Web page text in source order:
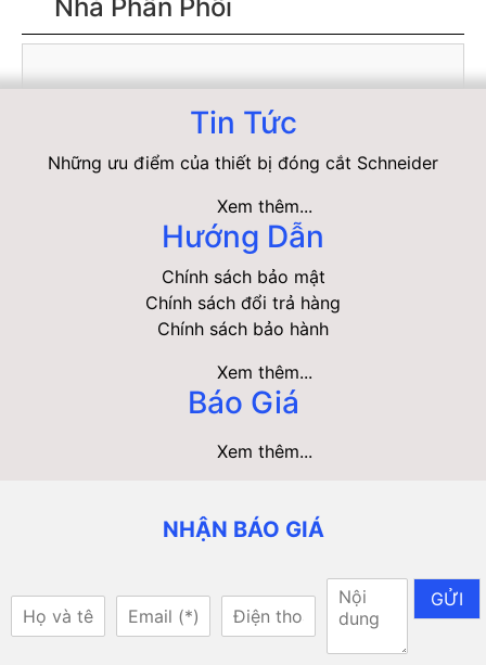
Nhà Phân Phối
Tin Tức
Những ưu điểm của thiết bị đóng cắt Schneider
Xem thêm...
Hướng Dẫn
Chính sách bảo mật
Chính sách đổi trả hàng
Chính sách bảo hành
Xem thêm...
Báo Giá
Xem thêm...
NHẬN BÁO GIÁ
GỬI